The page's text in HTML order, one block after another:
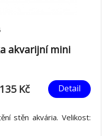
akvarijní mini
135 Kč Detail
stěn akvária. Velikost: